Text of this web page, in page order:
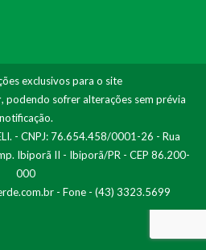
exclusivos para o site
, podendo sofrer alterações sem prévia
notificação.
- CNPJ: 76.654.458/0001-26 - Rua
Ibiporã II - Ibiporã/PR - CEP 86.200-
000
- Fone - (43) 3323.5699